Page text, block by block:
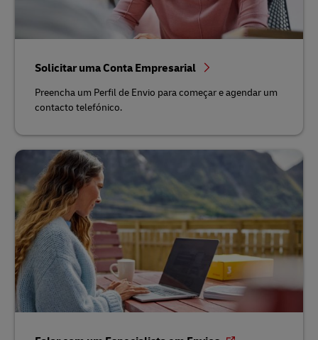
Solicitar uma Conta Empresarial
Preencha um Perfil de Envio para começar e agendar um
contacto telefónico.